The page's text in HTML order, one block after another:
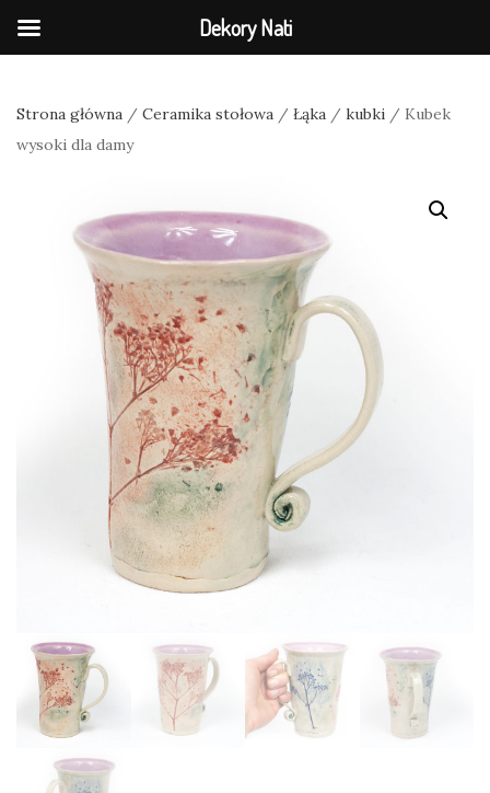
Strona główna / Ceramika stołowa / Łąka / kubki / Kubek
wysoki dla damy
Dekory Nati